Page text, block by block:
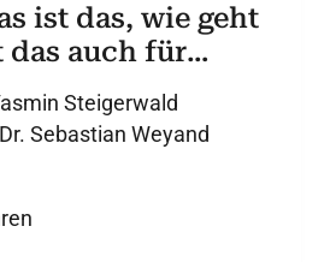
ist das, wie geht
das auch für
sinnvoll?
Steigerwald
Sebastian Weyand